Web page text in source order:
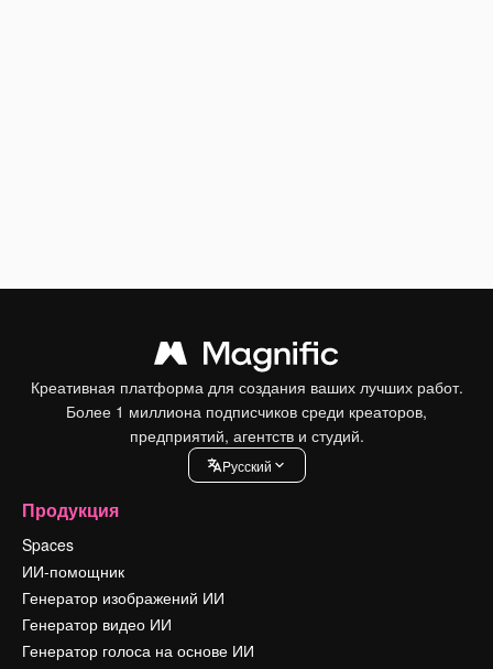
Креативная платформа для создания ваших лучших работ.
Более 1 миллиона подписчиков среди креаторов,
предприятий, агентств и студий.
Pусский
Продукция
Spaces
ИИ-помощник
Генератор изображений ИИ
Генератор видео ИИ
Генератор голоса на основе ИИ